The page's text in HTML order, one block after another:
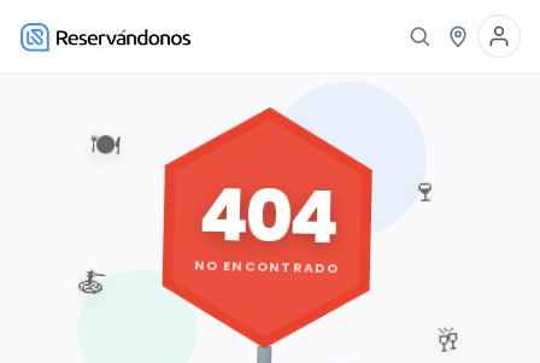
🍽️
🍷
🥂
🍝
404
NO ENCONTRADO